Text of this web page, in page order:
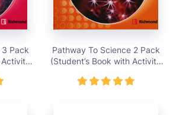
3 Pack
Activity
Pathway To Science 2 Pack
(Student’s Book with Activity
vnđ